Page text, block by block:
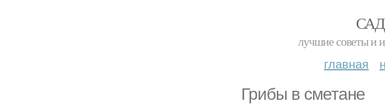
лучшие советы и
главная
Грибы в сметане